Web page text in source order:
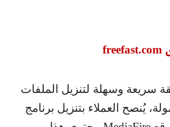
freefast.com
سريعة وسهلة لتنزيل الملفات
يُنصح العملاء بتنزيل برنامج